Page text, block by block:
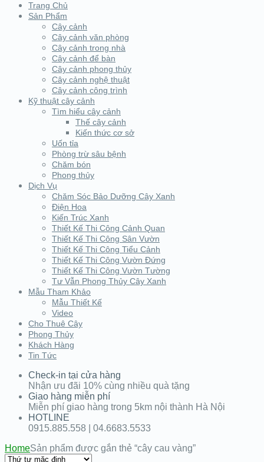
Trang Chủ
Sản Phẩm
Cây cảnh
Cây cảnh văn phòng
Cây cảnh trong nhà
Cây cảnh để bàn
Cây cảnh phong thủy
Cây cảnh nghệ thuật
Cây cảnh công trình
Kỹ thuật cây cảnh
Tìm hiểu cây cảnh
Thế cây cảnh
Kiến thức cơ sở
Uốn tỉa
Phòng trừ sâu bệnh
Chăm bón
Phong thủy
Dịch Vụ
Chăm Sóc Bảo Dưỡng Cây Xanh
Điện Hoa
Kiến Trúc Xanh
Thiết Kế Thi Công Cảnh Quan
Thiết Kế Thi Công Sân Vườn
Thiết Kế Thi Công Tiểu Cảnh
Thiết Kế Thi Công Vườn Đứng
Thiết Kế Thi Công Vườn Tường
Tư Vẫn Phong Thủy Cây Xanh
Mẫu Tham Khảo
Mẫu Thiết Kế
Video
Cho Thuê Cây
Phong Thủy
Khách Hàng
Tin Tức
Check-in tại cửa hàng
Nhận ưu đãi 10% cùng nhiều quà tặng
Giao hàng miễn phí
Miễn phí giao hàng trong 5km nội thành Hà Nội
HOTLINE
0915.885.558 | 04.6683.5533
HomeSản phẩm được gắn thẻ “cây cau vàng”